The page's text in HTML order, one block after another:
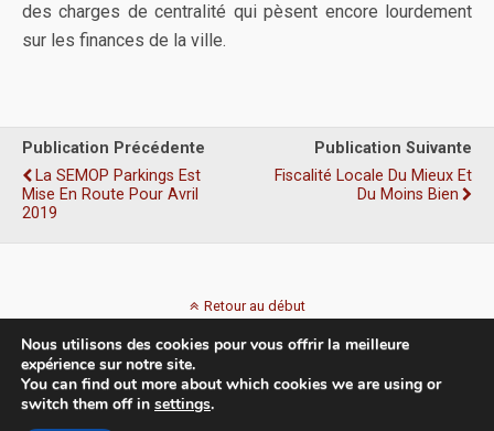
des charges de centralité qui pèsent encore lourdement
sur les finances de la ville.
Publication Précédente
La SEMOP Parkings Est
Mise En Route Pour Avril
2019
Publication Suivante
Fiscalité Locale Du Mieux Et
Du Moins Bien
Retour au début
Mobile
Nous utilisons des cookies pour vous offrir la meilleure
expérience sur notre site.
You can find out more about which cookies we are using or
switch them off in settings.